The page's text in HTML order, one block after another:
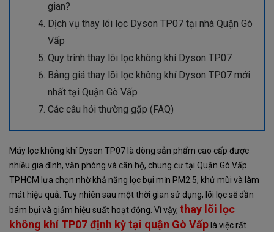
gian?
Dịch vụ thay lõi lọc Dyson TP07 tại nhà Quận Gò
Vấp
Quy trình thay lõi lọc không khí Dyson TP07
Bảng giá thay lõi lọc không khí Dyson TP07 mới
nhất tại Quận Gò Vấp
Các câu hỏi thường gặp (FAQ)
Máy lọc không khí Dyson TP07 là dòng sản phẩm cao cấp được
nhiều gia đình, văn phòng và căn hộ, chung cư tại Quận Gò Vấp
TP.HCM lựa chọn nhờ khả năng lọc bụi mịn PM2.5, khử mùi và làm
mát hiệu quả. Tuy nhiên sau một thời gian sử dụng, lõi lọc sẽ dần
bám bụi và giảm hiệu suất hoạt động. Vì vậy, thay lõi lọc
không khí TP07định kỳ tại quận Gò Vấp là việc rất